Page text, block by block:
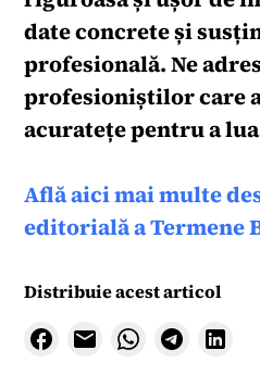
date concrete și
profesională. Ne
profesioniștilor care
acuratețe pentru a
Află aici mai multe
editorială a Termene
Distribuie acest articol